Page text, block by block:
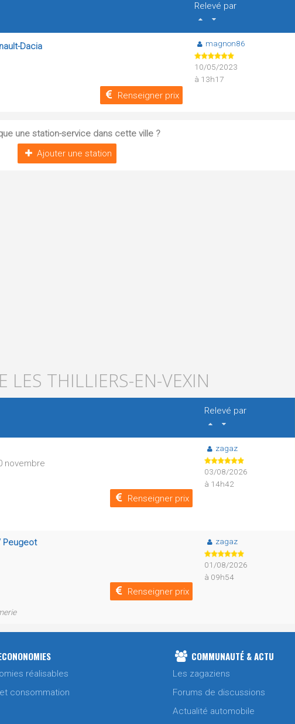
Relevé par
Dacia
Renseigner prix
magnon86
10/05/2023
à 13h17
une station-service dans cette ville ?
Ajouter une station
LES THILLIERS-EN-VEXIN
Relevé par
novembre
Renseigner prix
zagaz
03/08/2026
à 14h42
Peugeot
Renseigner prix
zagaz
01/08/2026
à 09h54
réalisables
consommation
COMMUNAUTÉ & ACTU
Les zagaziens
Forums de discussions
Actualité automobile